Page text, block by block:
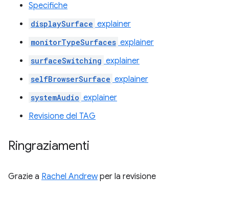
Specifiche
displaySurface explainer
monitorTypeSurfaces explainer
surfaceSwitching explainer
selfBrowserSurface explainer
systemAudio explainer
Revisione del TAG
Ringraziamenti
Grazie a Rachel Andrewper la revisione